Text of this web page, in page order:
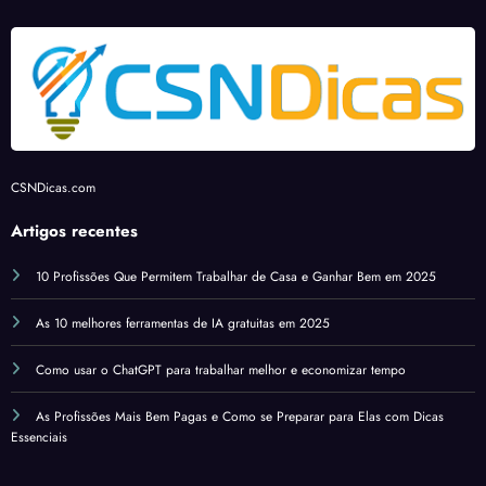
de pé
10 Profissões Que Permitem Trabalhar de Casa e Ganhar Bem em 2025
As 10 melhores ferramentas de IA gratuitas em 2025
Como usar o ChatGPT para trabalhar melhor e economizar tempo
As Profissões Mais Bem Pagas e Como se Preparar para Elas com Dicas